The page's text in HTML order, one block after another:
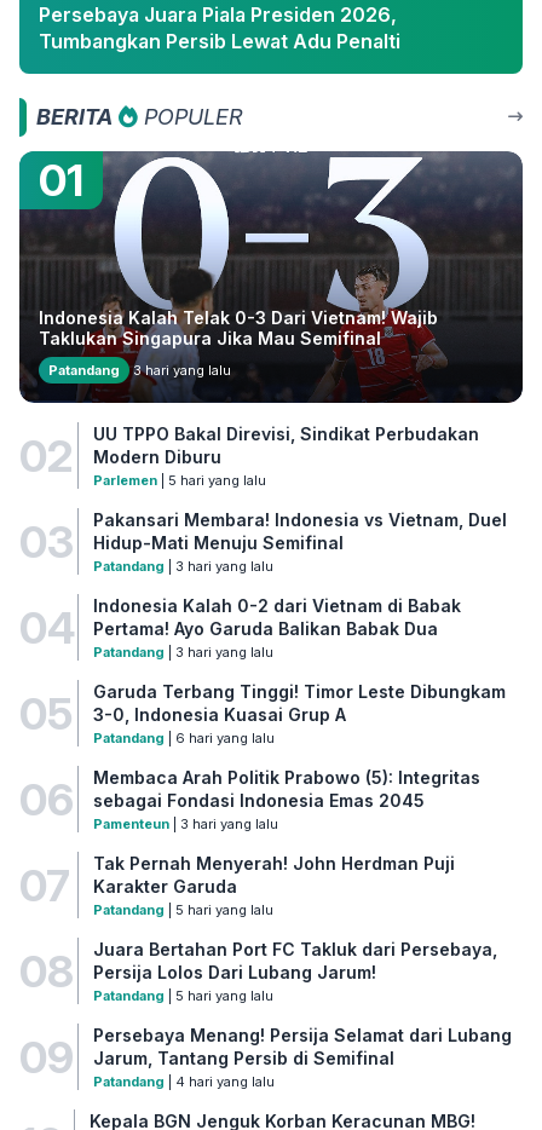
Persebaya Juara Piala Presiden 2026,
Tumbangkan Persib Lewat Adu Penalti
BERITA POPULER
01
Indonesia Kalah Telak 0-3 Dari Vietnam! Wajib
Taklukan Singapura Jika Mau Semifinal
Patandang 3 hari yang lalu
02
UU TPPO Bakal Direvisi, Sindikat Perbudakan
Modern Diburu
Parlemen| 5 hari yang lalu
03
Pakansari Membara! Indonesia vs Vietnam, Duel
Hidup-Mati Menuju Semifinal
Patandang | 3 hari yang lalu
04
Indonesia Kalah 0-2 dari Vietnam di Babak
Pertama! Ayo Garuda Balikan Babak Dua
Patandang | 3 hari yang lalu
05
Garuda Terbang Tinggi! Timor Leste Dibungkam
3-0, Indonesia Kuasai Grup A
Patandang | 6 hari yang lalu
06
Membaca Arah Politik Prabowo (5): Integritas
sebagai Fondasi Indonesia Emas 2045
Pamenteun| 3 hari yang lalu
07
Tak Pernah Menyerah! John Herdman Puji
Karakter Garuda
Patandang | 5 hari yang lalu
08
Juara Bertahan Port FC Takluk dari Persebaya,
Persija Lolos Dari Lubang Jarum!
Patandang | 5 hari yang lalu
09
Persebaya Menang! Persija Selamat dari Lubang
Jarum, Tantang Persib di Semifinal
Patandang | 4 hari yang lalu
Kepala BGN Jenguk Korban Keracunan MBG!